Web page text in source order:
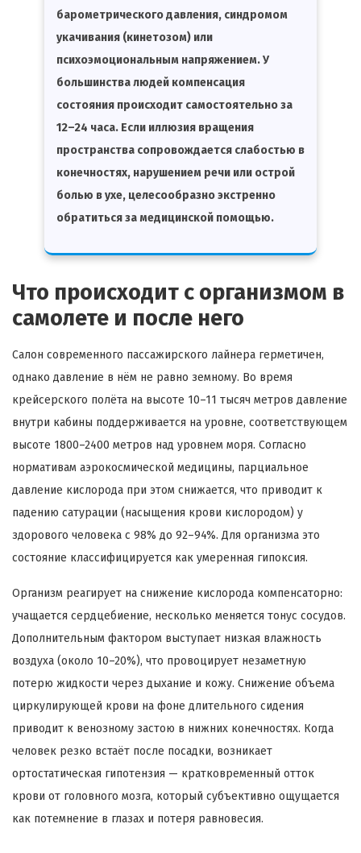
барометрического давления, синдромом
укачивания (кинетозом) или
психоэмоциональным напряжением. У
большинства людей компенсация
состояния происходит самостоятельно за
12–24 часа. Если иллюзия вращения
пространства сопровождается слабостью в
конечностях, нарушением речи или острой
болью в ухе, целесообразно экстренно
обратиться за медицинской помощью.
Что происходит с организмом в
самолете и после него
Салон современного пассажирского лайнера герметичен,
однако давление в нём не равно земному. Во время
крейсерского полёта на высоте 10–11 тысяч метров давление
внутри кабины поддерживается на уровне, соответствующем
высоте 1800–2400 метров над уровнем моря. Согласно
нормативам аэрокосмической медицины, парциальное
давление кислорода при этом снижается, что приводит к
падению сатурации (насыщения крови кислородом) у
здорового человека с 98% до 92–94%. Для организма это
состояние классифицируется как умеренная гипоксия.
Организм реагирует на снижение кислорода компенсаторно:
учащается сердцебиение, несколько меняется тонус сосудов.
Дополнительным фактором выступает низкая влажность
воздуха (около 10–20%), что провоцирует незаметную
потерю жидкости через дыхание и кожу. Снижение объема
циркулирующей крови на фоне длительного сидения
приводит к венозному застою в нижних конечностях. Когда
человек резко встаёт после посадки, возникает
ортостатическая гипотензия — кратковременный отток
крови от головного мозга, который субъективно ощущается
как потемнение в глазах и потеря равновесия.